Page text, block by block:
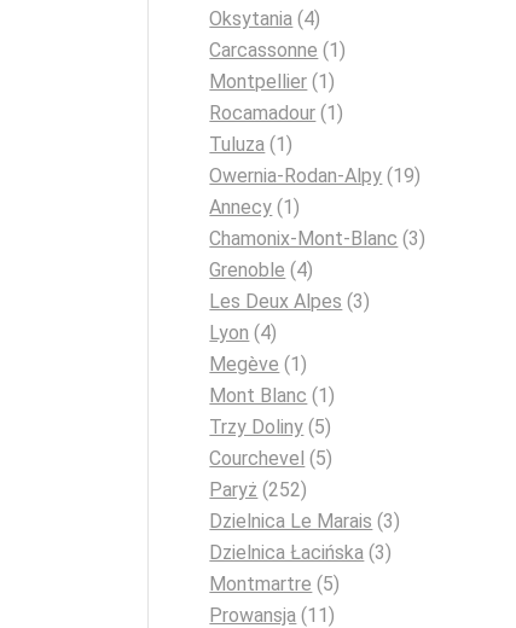
Oksytania (4)
Carcassonne (1)
Montpellier (1)
Rocamadour (1)
Tuluza (1)
Owernia-Rodan-Alpy (19)
Annecy (1)
Chamonix-Mont-Blanc (3)
Grenoble (4)
Les Deux Alpes (3)
Lyon (4)
Megève (1)
Mont Blanc (1)
Trzy Doliny (5)
Courchevel (5)
Paryż (252)
Dzielnica Le Marais (3)
Dzielnica Łacińska (3)
Montmartre (5)
Prowansja (11)